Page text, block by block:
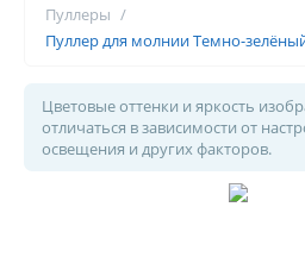
Пуллеры /
Пуллер для молнии Темно-
Цветовые оттенки и яркость
отличаться в зависимости от
освещения и других факторов.